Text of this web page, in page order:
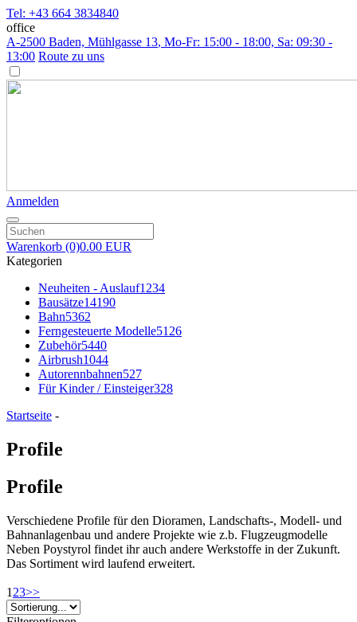
Tel: +43 664 3834840
office
A-2500 Baden, Mühlgasse 13, Mo-Fr: 15:00 - 18:00, Sa: 09:30 -
13:00 Route zu uns
Anmelden
Warenkorb (0)0.00 EUR
Kategorien
Neuheiten - Auslauf1234
Bausätze14190
Bahn5362
Ferngesteuerte Modelle5126
Zubehör5440
Airbrush1044
Autorennbahnen527
Für Kinder / Einsteiger328
Startseite -
Profile
Profile
Verschiedene Profile für den Dioramen, Landschafts-, Modell- und
Bahnanlagenbau und andere Projekte wie z.b. Flugzeugmodelle
Neben Poystyrol findet ihr auch andere Werkstoffe in der Zukunft.
Das Sortiment wird laufend erweitert.
1 23>>